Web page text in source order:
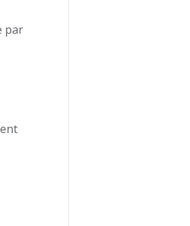
par